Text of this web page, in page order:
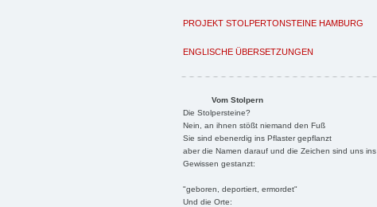
PROJEKT STOLPERTONSTEINE HAMBURG
ENGLISCHE ÜBERSETZUNGEN
Vom Stolpern
Die Stolpersteine?
Nein, an ihnen stößt niemand den Fuß
Sie sind ebenerdig ins Pflaster gepflanzt
aber die Namen darauf und die Zeichen sind uns ins
Gewissen gestanzt:
"geboren, deportiert, ermordet"
Und die Orte: